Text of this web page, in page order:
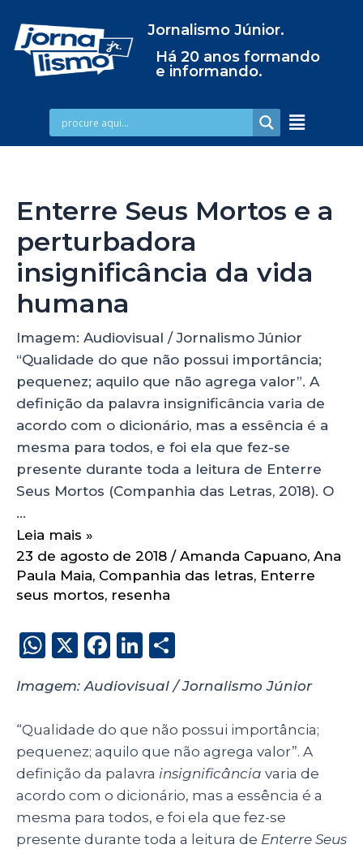
Jornalismo Júnior.
Há 20 anos formando
e informando.
Enterre Seus Mortos e a
perturbadora
insignificância da vida
humana
Imagem: Audiovisual / Jornalismo Júnior
“Qualidade do que não possui importância;
pequenez; aquilo que não agrega valor”. A
definição da palavra insignificância varia de
acordo com o dicionário, mas a essência é a
mesma para todos, e foi ela que fez-se
presente durante toda a leitura de Enterre
Seus Mortos (Companhia das Letras, 2018). O
…
Leia mais »
23 de agosto de 2018 / Amanda Capuano, Ana
Paula Maia, Companhia das letras, Enterre
seus mortos, resenha
W
a
ts
A
p
p
X
F
c
e
b
o
o
k
Li
k
e
dI
n
h
a
re
Imagem: Audiovisual / Jornalismo Júnior
“Qualidade do que não possui importância;
pequenez; aquilo que não agrega valor”. A
definição da palavra insignificância varia de
acordo com o dicionário, mas a essência é a
mesma para todos, e foi ela que fez-se
presente durante toda a leitura de Enterre Seus